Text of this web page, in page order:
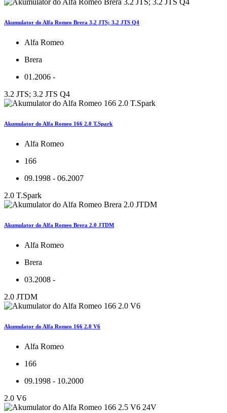
Akumulator do Alfa Romeo Brera 3.2 JTS; 3.2 JTS Q4
Alfa Romeo
Brera
01.2006 -
3.2 JTS; 3.2 JTS Q4
Akumulator do Alfa Romeo 166 2.0 T.Spark
Alfa Romeo
166
09.1998 - 06.2007
2.0 T.Spark
Akumulator do Alfa Romeo Brera 2.0 JTDM
Alfa Romeo
Brera
03.2008 -
2.0 JTDM
Akumulator do Alfa Romeo 166 2.0 V6
Alfa Romeo
166
09.1998 - 10.2000
2.0 V6